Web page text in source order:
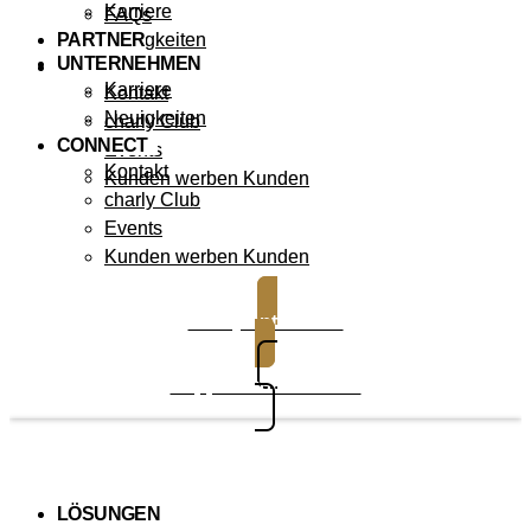
Karriere
Neuigkeiten
CONNECT
Kontakt
charly Club
Events
Kunden werben Kunden
FAQs
PARTNER
UNTERNEHMEN
Karriere
Neuigkeiten
CONNECT
Kontakt
charly Club
Events
Kunden werben Kunden
charly entdecken
Support kontaktieren
LÖSUNGEN